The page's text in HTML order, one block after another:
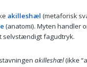
akilleshæl (metaforisk
(anatomi). Myten handler
selvstændigt fagudtryk.
akilleshæl(ikke